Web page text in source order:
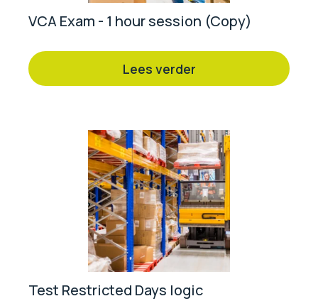
VCA Exam - 1 hour session (Copy)
Lees verder
Test Restricted Days logic